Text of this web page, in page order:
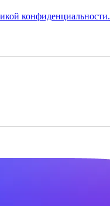
конфиденциальности.